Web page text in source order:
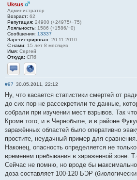
Uksus
Администратор
Возраст: 62
Репутация: 24900 (+24975/−75)
Лояльность: 1586 (+1586/−0)
Сообщения: 13337
Зарегистрирован: 20.11.2010
С нами: 15 лет 8 месяцев
Имя: Сергей
Откуда: СПб
Отправить личное сообщение
Сайт
#97 30.05.2011, 22:12
Ну, что касается статистики смертей от
до сих пор не рассекретили те данные,
собрали при изучении мест взрывов. Так
Кроме того, и в Чернобыле, и в районе
заражённых областей было оперативно
простите, неудачный пример для сравнения.
Наконец, опасность определяется не
временем пребывания в зараженной зоне.
Сейчас не помню, но вроде бы
доза составляет 100-120 БЭР